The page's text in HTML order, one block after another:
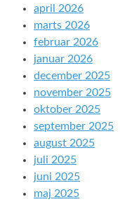
april 2026
marts 2026
februar 2026
januar 2026
december 2025
november 2025
oktober 2025
september 2025
august 2025
juli 2025
juni 2025
maj 2025